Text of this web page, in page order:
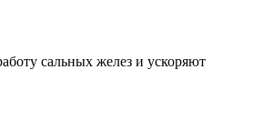
сальных желез и ускоряют